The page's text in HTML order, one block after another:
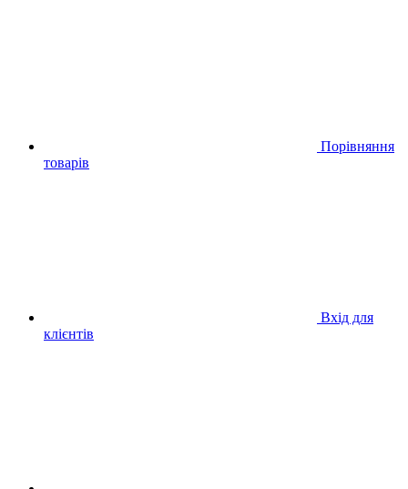
Порівняння
товарів
Вхід для
клієнтів